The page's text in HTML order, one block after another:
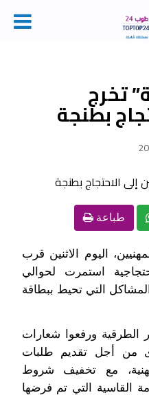
تخرج
بطنجة
طباعة
اليوم الاثنين قرب
استمرت لحوالي
التي تحيط ببطاقة
الطرقية ورفعوا شعارات
من أجل تقديم طلبات
مع تخفيف شروط
القاسية التي تم فرضها